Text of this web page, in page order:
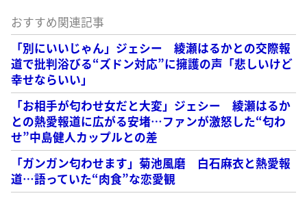
おすすめ関連記事
「別にいいじゃん」ジェシー 綾瀬はるかとの交際報
道で批判浴びる“ズドン対応”に擁護の声「悲しいけど
幸せならいい」
「お相手が匂わせ女だと大変」ジェシー 綾瀬はるか
との熱愛報道に広がる安堵…ファンが激怒した“匂わ
せ”中島健人カップルとの差
「ガンガン匂わせます」菊池風磨 白石麻衣と熱愛報
道…語っていた“肉食”な恋愛観